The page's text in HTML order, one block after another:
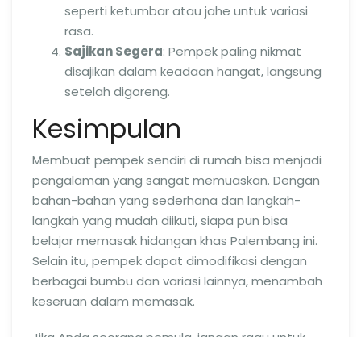
seperti ketumbar atau jahe untuk variasi
rasa.
Sajikan Segera: Pempek paling nikmat
disajikan dalam keadaan hangat, langsung
setelah digoreng.
Kesimpulan
Membuat pempek sendiri di rumah bisa menjadi
pengalaman yang sangat memuaskan. Dengan
bahan-bahan yang sederhana dan langkah-
langkah yang mudah diikuti, siapa pun bisa
belajar memasak hidangan khas Palembang ini.
Selain itu, pempek dapat dimodifikasi dengan
berbagai bumbu dan variasi lainnya, menambah
keseruan dalam memasak.